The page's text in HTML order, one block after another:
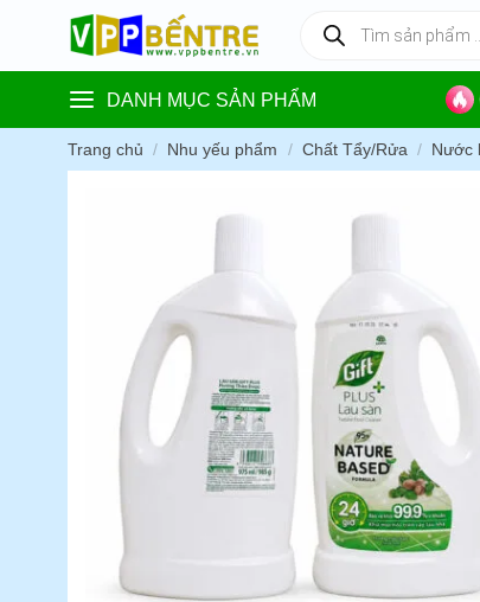
content
kiếm
phẩm
DANH MỤC SẢN PHẨM
Trang chủ / Nhu yếu phẩm / Chất Tẩy/Rửa / Nước